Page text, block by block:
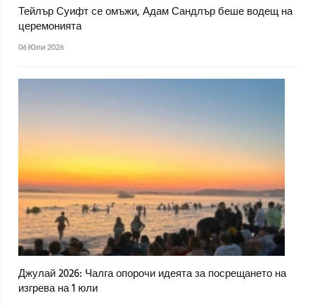
Тейлър Суифт се омъжи, Адам Сандлър беше водещ на
церемонията
06 Юли 2026
Джулай 2026: Чалга опорочи идеята за посрещането на
изгрева на 1 юли